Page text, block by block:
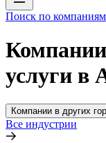
Поиск по компаниям
услуги в
Компании в других
Все индустрии